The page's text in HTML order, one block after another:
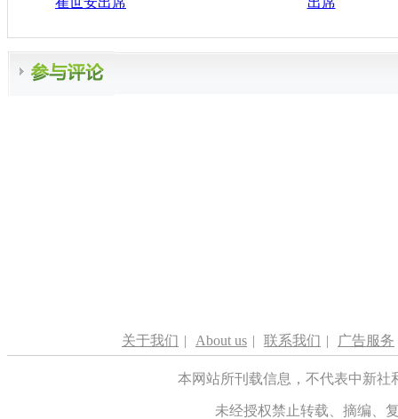
关于我们 | About us | 联系我们 | 广告服务
本网站所刊载信息，不代表中新
未经授权禁止转载、摘编、